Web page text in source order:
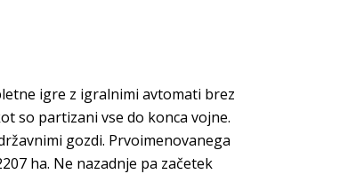
igre z igralnimi avtomati brez
so partizani vse do konca vojne.
gozdi. Prvoimenovanega
ha. Ne nazadnje pa začetek